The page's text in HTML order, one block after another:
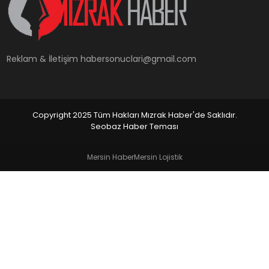
YAŞAM
Reklam & İletişimhabersonuclari@gmail.com
Copyright 2025 Tüm Hakları Mızrak Haber'de Saklıdır.
Seobaz Haber Teması
Mersin HaberMersin Lojistik